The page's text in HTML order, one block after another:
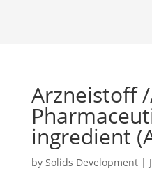
Arzneistoff
ingredient
by Solids Development|